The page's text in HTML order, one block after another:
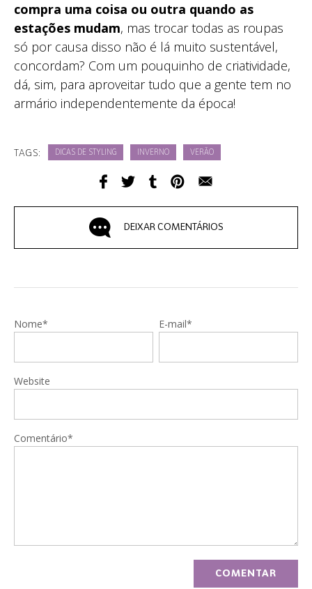
compra uma coisa ou outra quando as
estações mudam, mas trocar todas as roupas
só por causa disso não é lá muito sustentável,
concordam? Com um pouquinho de criatividade,
dá, sim, para aproveitar tudo que a gente tem no
armário independentemente da época!
TAGS: DICAS DE STYLING INVERNO VERÃO
DEIXAR COMENTÁRIOS
Nome* E-mail*
Website
Comentário*